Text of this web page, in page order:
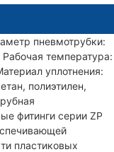
пневмотрубки:
температура:
уплотнения:
полиэтилен,
фитинги серии ZP
пластиковых